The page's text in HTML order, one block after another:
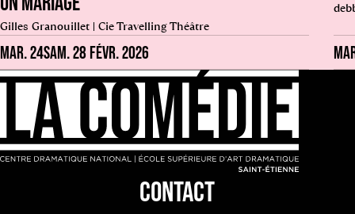
Gilles Granouillet | Cie Travelling Théâtre
MAR. 24SAM. 28 FÉVR. 2026
CONTACT